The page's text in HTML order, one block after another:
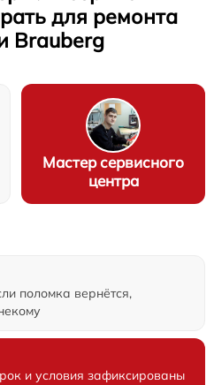
для ремонта
Brauberg
Мастер сервисного
центра
поломка вернётся,
и условия зафиксированы